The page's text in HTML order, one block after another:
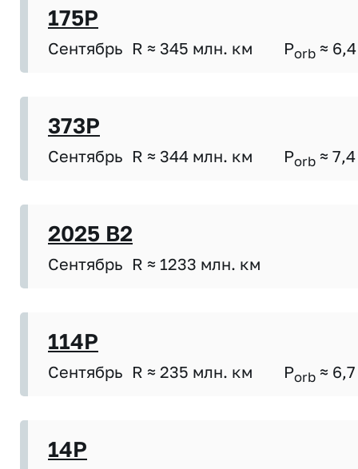
175P
Сентябрь R ≈ 345 млн. км Porb ≈ 6,4
373P
Сентябрь R ≈ 344 млн. км Porb ≈ 7,4
2025 B2
Сентябрь R ≈ 1233 млн. км
114P
Сентябрь R ≈ 235 млн. км Porb ≈ 6,7
14P